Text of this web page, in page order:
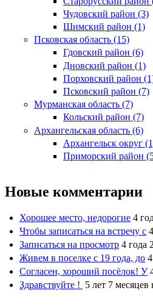
Чудовский район (3)
Шимский район (1)
Псковская область (15)
Гдовский район (6)
Дновский район (1)
Порховский район
Псковский район (7)
Мурманская область (7)
Кольский район (7)
Архангельская область (6)
Архангельск округ
Приморский район
Новые комментарии
Хорошее место, недорогие 4
Чтобы записаться на встречу с
Записаться на просмотр 4 года
Живем в поселке с 19 года, до
Согласен, хороший посёлок! У
Здравствуйте ! 5 лет 7 месяцев